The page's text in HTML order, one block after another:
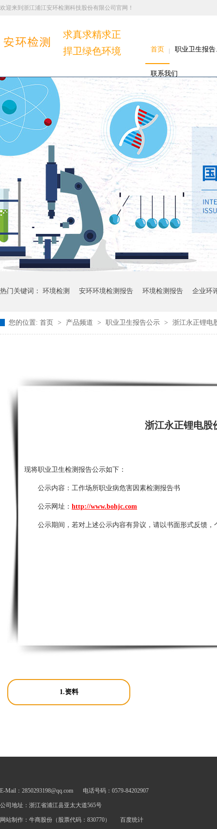
欢迎来到浙江浦江安环检测科技股份有限公司官网！
求真求精求正
捍卫绿色环境
首页 职业卫生报
联系我们
热门关键词： 环境检测 安环环境检测报告 环境检测报告 企业环
您的位置: 首页 > 产品频道 > 职业卫生报告公示 > 浙江永正锂电
浙江永正锂电股
现将职业卫生检测报告公示如下：
公示内容： 工作场所职业病危害因素检测报告书
公示网址： http://www.bohjc.com
公示期间，若对上述公示内容有异议，请以书面形式反馈，
1.资料
E-Mail：2850293198@qq.com 电话号码：0579-84202907
公司地址：浙江省浦江县亚太大道565号
网站制作： 牛商股份 （股票代码：830770） 百度统计